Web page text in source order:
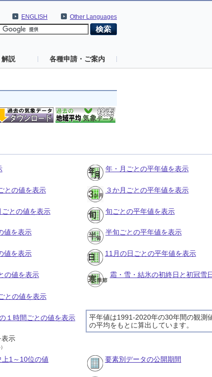
Other Languages
ENGLISH
解説 各種申請・ご案内
年・月ごとの平年値を表示
との値を表示 ３か月ごとの平年値を表示
との値を表示 旬ごとの平年値を表示
値を表示 半旬ごとの平年値を表示
値を表示 11月の日ごとの平年値を表示
の値を表示 霜・雪・結氷の初終日と初冠雪
との値を表示
平年値は1991-2020年の30年間の観測
の平均をもとに算出しています。
１時間ごとの値を表示
表示
1～10位の値 要素別データの公開期間